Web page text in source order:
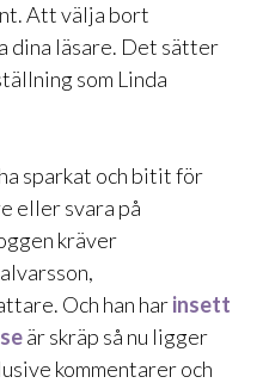
Att välja bort
dina läsare. Det sätter
som Linda
sparkat och bitit för
ellersvara på
kräver
Och han harinsett
är skräp så nu ligger
kommentarer och